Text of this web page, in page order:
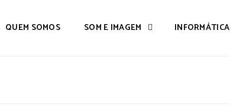
QUEM SOMOS SOM E IMAGEM INFORMÁTICA